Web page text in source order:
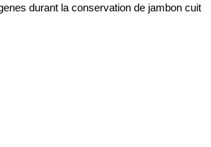
durant la conservation de jambon cuit